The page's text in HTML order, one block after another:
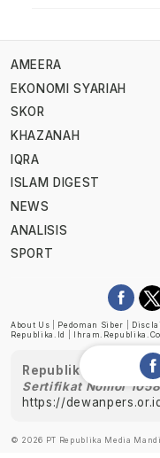
AMEERA
EKONOMI SYARIAH
SKOR
KHAZANAH
IQRA
ISLAM DIGEST
NEWS
ANALISIS
SPORT
About Us Pedoman Siber
Republika.id
Republika telah
Sertifikat Nomor
https://
© 2026 PT Republika Media